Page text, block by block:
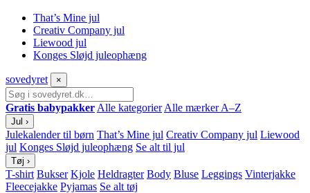
That’s Mine jul
Creativ Company jul
Liewood jul
Konges Sløjd juleophæng
sovedyret ×
Gratis babypakker Alle kategorier Alle mærker A–Z
Jul ›
Julekalender til børn That’s Mine jul Creativ Company jul Liewood
jul Konges Sløjd juleophæng Se alt til jul
Tøj ›
T-shirt Bukser Kjole Heldragter Body Bluse Leggings Vinterjakke
Fleecejakke Pyjamas Se alt tøj